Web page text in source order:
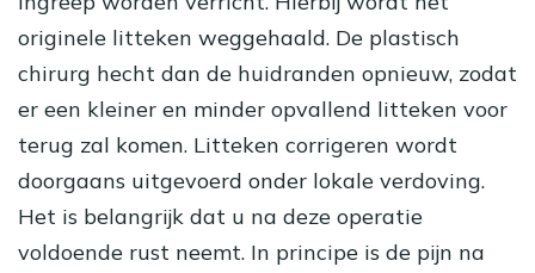
originele litteken weggehaald. De plastisch
chirurg hecht dan de huidranden opnieuw, zodat
er een kleiner en minder opvallend litteken voor
terug zal komen. Litteken corrigeren wordt
doorgaans uitgevoerd onder lokale verdoving.
Het is belangrijk dat u na deze operatie
voldoende rust neemt. In principe is de pijn na